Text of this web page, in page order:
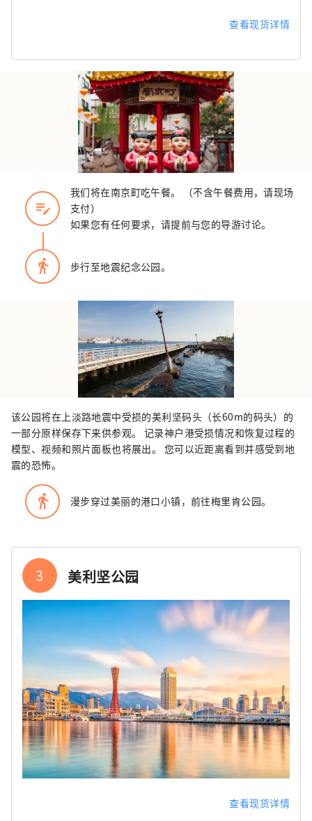
查看现货详情
edit_note
我们将在南京町吃午餐。 （不含午餐费用，请现场
支付）
如果您有任何要求，请提前与您的导游讨论。
directions_walk 步行至地震纪念公园。
该公园将在上淡路地震中受损的美利坚码头（长60m的码头）的
一部分原样保存下来供参观。 记录神户港受损情况和恢复过程的
模型、视频和照片面板也将展出。 您可以近距离看到并感受到地
震的恐怖。
directions_walk 漫步穿过美丽的港口小镇，前往梅里肯公园。
3 美利坚公园
查看现货详情